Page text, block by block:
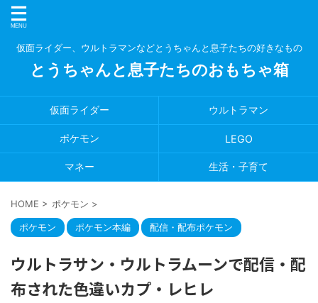
仮面ライダー、ウルトラマンなどとうちゃんと息子たちの好きなもの
とうちゃんと息子たちのおもちゃ箱
仮面ライダー ウルトラマン
ポケモン LEGO
マネー 生活・子育て
HOME > ポケモン >
ポケモン ポケモン本編 配信・配布ポケモン
ウルトラサン・ウルトラムーンで配信・配
布された色違いカプ・レヒレ